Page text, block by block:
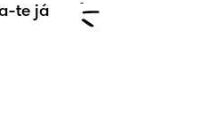
te já